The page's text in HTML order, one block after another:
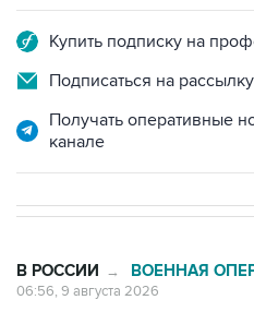
Купить подписку на
Подписаться на
Получать оперативные
канале
В РОССИИ → ВОЕННАЯ
06:56, 9 августа 2026